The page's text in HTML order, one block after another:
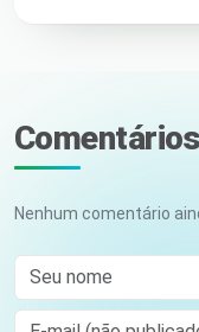
Comentários
Nenhum comentário
Seu nome
E-mail (não publicado)